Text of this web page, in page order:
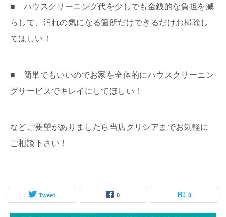
■ ハウスクリーニング代を少しでも金銭的な負担を減
らして、汚れの気になる箇所だけできるだけお掃除し
てほしい！
■ 簡単でもいいのでお家を全体的にハウスクリーニン
グサービスでキレイにしてほしい！
などご要望がありましたら当店クリシアまでお気軽に
ご相談下さい！
Tweet 0 0